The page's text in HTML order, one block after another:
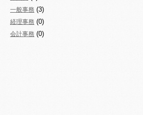
一般事務 (3)
経理事務 (0)
会計事務 (0)